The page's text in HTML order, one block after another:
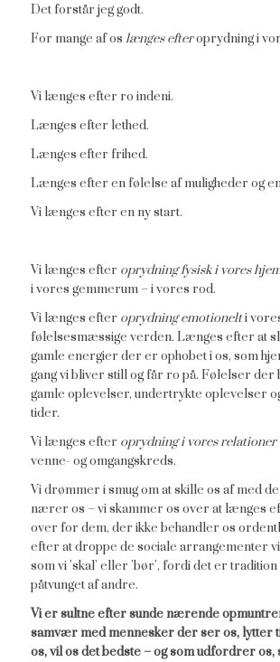
Det forstår jeg godt.
For mange af os længes efteroprydning i
Vi længes efter ro indeni.
Længes efter lethed.
Længes efter frihed.
Længes efter en følelse af muligheder og
Vi længes efter en ny start.
Vi længes efter oprydning fysisk i vores
i vores gemmerum – i vores rod.
Vi længes efter oprydning emotionelti
følelsesmæssige verden. Længes efter at
gamle energier der er ophobet i os, som
gang vi bliver still og får ro på. Følelser der
gamle oplevelser, undertrykte oplevelser
tider.
Vi længes efter oprydning i vores relationer
venne- og omgangskreds.
Vi drømmer i smug om at skille os af med
nærer os – vi skammer os over at længes
over for dem, der ikke behandler os
efter at droppe de sociale arrangementer
som vi ’skal’ eller ’bør’, fordi det er
påtvunget af andre.
Vi er sultne efter sunde nærende
samvær med mennesker der ser os, lytter
os, vil os det bedste – og som udfordrer os,